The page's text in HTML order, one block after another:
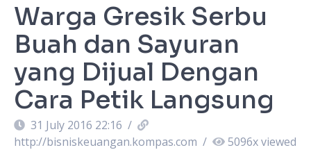
Warga Gresik Serbu
Buah dan Sayuran
yang Dijual Dengan
Cara Petik Langsung
31 July 2016 22:16 /
http://bisniskeuangan.kompas.com / 5096x viewed